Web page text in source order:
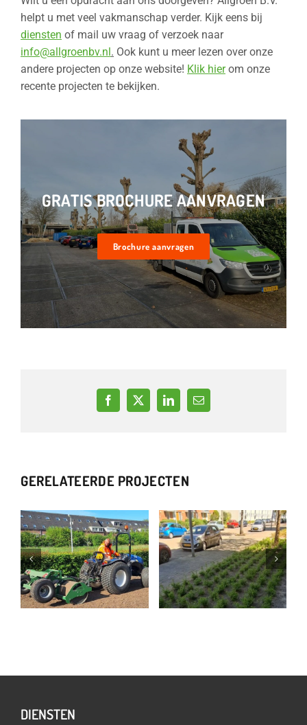
helpt u met veel vakmanschap verder. Kijk eens bij
diensten of mail uw vraag of verzoek naar
info@allgroenbv.nl . Ook kunt u meer lezen over onze
andere projecten op onze website! Klik hierom onze
recente projecten te bekijken.
GRATIS BROCHURE AANVRAGEN
Brochure aanvragen
Facebook
X LinkedIn
E-
mail
GERELATEERDE PROJECTEN
DIENSTEN